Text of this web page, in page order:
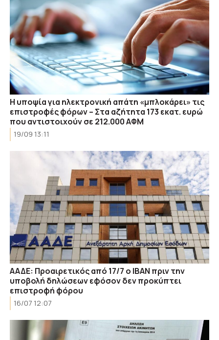
Η υποψία για ηλεκτρονική απάτη «μπλοκάρει» τις
επιστροφές φόρων – Στα αζήτητα 173 εκατ. ευρώ
που αντιστοιχούν σε 212.000 ΑΦΜ
19/09 13:11
ΑΑΔΕ: Προαιρετικός από 17/7 ο IBAN πριν την
υποβολή δηλώσεων εφόσον δεν προκύπτει
επιστροφή φόρου
16/07 12:07